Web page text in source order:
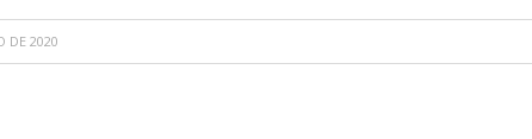
DE 2020